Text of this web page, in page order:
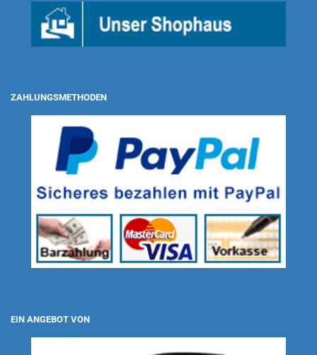
ZAHLUNGSMETHODEN
EIN ANGEBOT VON